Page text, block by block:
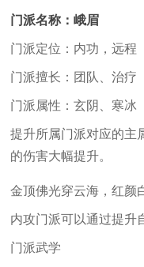
门派名称：峨眉
门派定位：内功，远程
门派擅长：团队、治疗
门派属性：玄阴、寒冰
提升所属门派对应的主
的伤害大幅提升。
金顶佛光穿云海，红颜
内攻门派可以通过提升
门派武学